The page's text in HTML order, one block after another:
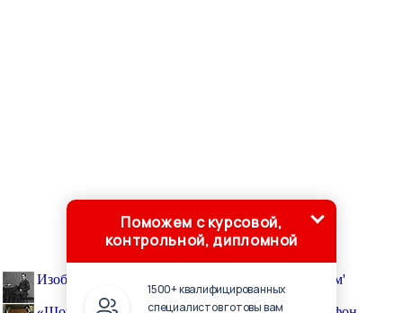
Изобретателя фонографа называли 'волшебником'
Поможем с курсовой,
контрольной, дипломной
1500+ квалифицированных
специалистов готовы вам